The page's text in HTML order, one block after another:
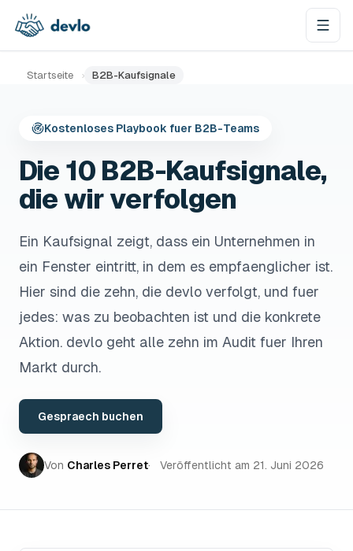
Startseite › B2B-Kaufsignale
Kostenloses Playbook fuer B2B-Teams
Die 10 B2B-Kaufsignale,
die wir verfolgen
Ein Kaufsignal zeigt, dass ein Unternehmen in
ein Fenster eintritt, in dem es empfaenglicher ist.
Hier sind die zehn, die devlo verfolgt, und fuer
jedes: was zu beobachten ist und die konkrete
Aktion. devlo geht alle zehn im Audit fuer Ihren
Markt durch.
Gespraech buchen
Von Charles Perret Veröffentlicht am 21. Juni 2026